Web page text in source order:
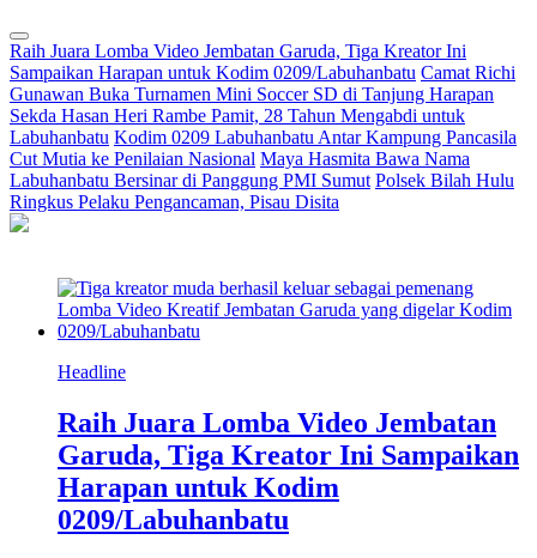
Raih Juara Lomba Video Jembatan Garuda, Tiga Kreator Ini
Sampaikan Harapan untuk Kodim 0209/Labuhanbatu Camat Richi
Gunawan Buka Turnamen Mini Soccer SD di Tanjung Harapan
Sekda Hasan Heri Rambe Pamit, 28 Tahun Mengabdi untuk
Labuhanbatu Kodim 0209 Labuhanbatu Antar Kampung Pancasila
Cut Mutia ke Penilaian Nasional Maya Hasmita Bawa Nama
Labuhanbatu Bersinar di Panggung PMI Sumut Polsek Bilah Hulu
Ringkus Pelaku Pengancaman, Pisau Disita
Headline
Raih Juara Lomba Video Jembatan
Garuda, Tiga Kreator Ini Sampaikan
Harapan untuk Kodim
0209/Labuhanbatu